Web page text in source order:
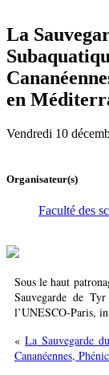
La
en
Vendredi 10
Organisateur(s)
Faculté des
Sous le haut
Sauvegarde de
l’UNESCO-Paris,
«La Sauvegarde
Cananéennes,